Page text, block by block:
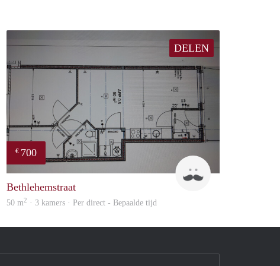
DELEN
€ 700
Bethlehemstraat
50 m2 · 3 kamers · Per direct - Bepaalde tijd